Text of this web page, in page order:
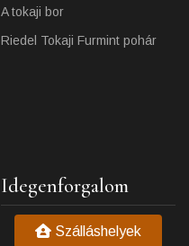
A tokaji bor
Riedel Tokaji Furmint pohár
Idegenforgalom
Szálláshelyek